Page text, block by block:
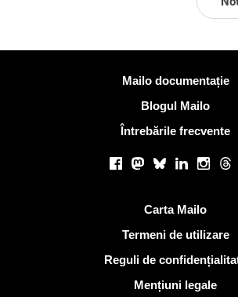
Mailo documentație
Blogul Mailo
Întrebările frecvente
Facebook
Mastodon
BlueskyLinkedIn
Carta Mailo
Termeni de utilizare
Reguli de
Mențiuni legale